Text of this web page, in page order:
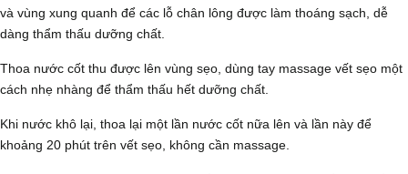
và vùng xung quanh để các lỗ chân lông được làm thoáng sạch, dễ
dàng thẩm thấu dưỡng chất.
Thoa nước cốt thu được lên vùng sẹo, dùng tay massage vết sẹo một
cách nhẹ nhàng để thẩm thấu hết dưỡng chất.
Khi nước khô lại, thoa lại một lần nước cốt nữa lên và lần này để
khoảng 20 phút trên vết sẹo, không cần massage.